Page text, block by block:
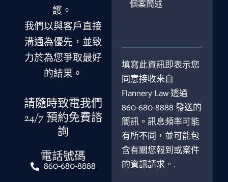
護。
我們以與客戶直接
溝通為優先，並致
力於為您爭取最好
的結果。
請隨時致電我們
24/7 預約免費諮
詢
電話號碼
860-680-8888
填寫此資訊即表示您
同意接收来自
Flannery Law 透過
860-680-8888 發送的
簡訊。訊息頻率可能
有所不同，並可能包
含有關您報到或案件
的資訊請求。.